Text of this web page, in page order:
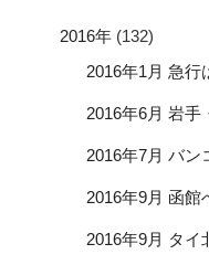
2016年 (132)
2016年1月 急行
2016年6月 岩手
2016年7月 バン
2016年9月 函館
2016年9月 タイ